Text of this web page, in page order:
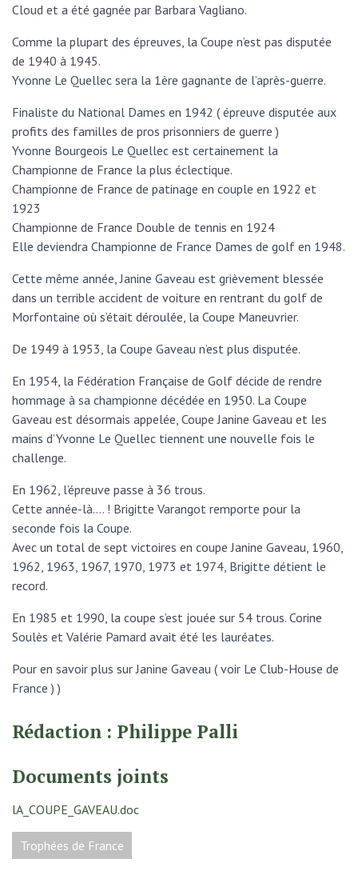
Cloud et a été gagnée par Barbara Vagliano.
Comme la plupart des épreuves, la Coupe n’est pas disputée
de 1940 à 1945.
Yvonne Le Quellec sera la 1ère gagnante de l’après-guerre.
Finaliste du National Dames en 1942 ( épreuve disputée aux
profits des familles de pros prisonniers de guerre )
Yvonne Bourgeois Le Quellec est certainement la
Championne de France la plus éclectique.
Championne de France de patinage en couple en 1922 et
1923
Championne de France Double de tennis en 1924
Elle deviendra Championne de France Dames de golf en 1948.
Cette même année, Janine Gaveau est grièvement blessée
dans un terrible accident de voiture en rentrant du golf de
Morfontaine où s’était déroulée, la Coupe Maneuvrier.
De 1949 à 1953, la Coupe Gaveau n’est plus disputée.
En 1954, la Fédération Française de Golf décide de rendre
hommage à sa championne décédée en 1950. La Coupe
Gaveau est désormais appelée, Coupe Janine Gaveau et les
mains d’Yvonne Le Quellec tiennent une nouvelle fois le
challenge.
En 1962, l’épreuve passe à 36 trous.
Cette année-là…. ! Brigitte Varangot remporte pour la
seconde fois la Coupe.
Avec un total de sept victoires en coupe Janine Gaveau, 1960,
1962, 1963, 1967, 1970, 1973 et 1974, Brigitte détient le
record.
En 1985 et 1990, la coupe s’est jouée sur 54 trous. Corine
Soulès et Valérie Pamard avait été les lauréates.
Pour en savoir plus sur Janine Gaveau ( voir Le Club-House de
France ) )
Rédaction : Philippe Palli
Documents joints
lA_COUPE_GAVEAU.doc
Trophées de France